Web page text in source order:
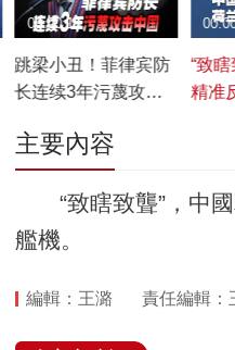
跳梁小丑！菲律宾防
长连续3年污蔑攻击
00:00:15
“致
精准
主要內容
“致瞎致聾”，中
艦機。
編輯：王潞 責任編輯：